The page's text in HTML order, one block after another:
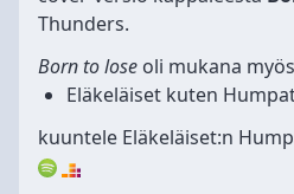
Thunders.
Born to lose oli mukana
Eläkeläiset kuten
kuuntele Eläkeläiset:n